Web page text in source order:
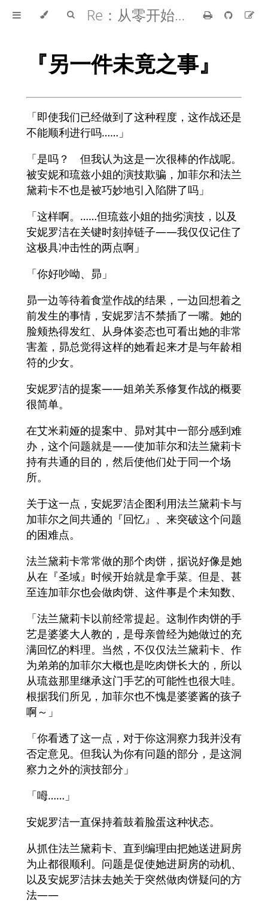
Re：从零开始的异世界生活
『另一件未竟之事』
「即使我们已经做到了这种程度，这作战还是
不能顺利进行吗……」
「是吗？ 但我认为这是一次很棒的作战呢。
被安妮和琉兹小姐的演技欺骗，加菲尔和法兰
黛莉卡不也是被巧妙地引入陷阱了吗」
「这样啊。……但琉兹小姐的拙劣演技，以及
安妮罗洁在关键时刻掉链子——我仅仅记住了
这极具冲击性的两点啊」
「你好吵呦、昴」
昴一边等待着食堂作战的结果，一边回想着之
前发生的事情，安妮罗洁不禁插了一嘴。她的
脸颊热得发红、从身体姿态也可看出她的非常
害羞，昴总觉得这样的她看起来才是与年龄相
符的少女。
安妮罗洁的提案——姐弟关系修复作战的概要
很简单。
在艾米莉娅的提案中、昴对其中一部分感到难
办，这个问题就是——使加菲尔和法兰黛莉卡
持有共通的目的，然后使他们处于同一个场
所。
关于这一点，安妮罗洁企图利用法兰黛莉卡与
加菲尔之间共通的『回忆』、来突破这个问题
的困难点。
法兰黛莉卡常常做的那个肉饼，据说好像是她
从在『圣域』时候开始就是拿手菜。但是、甚
至连加菲尔也会做肉饼、这件事是个未知数、
「法兰黛莉卡以前经常提起。这制作肉饼的手
艺是婆婆大人教的，是母亲曾经为她做过的充
满回忆的料理。当然，不仅仅法兰黛莉卡、作
为弟弟的加菲尔大概也是吃肉饼长大的，所以
从琉兹那里继承这门手艺的可能性也很大哇。
根据我们所见，加菲尔也不愧是婆婆酱的孩子
啊～」
「你看透了这一点，对于你这洞察力我并没有
否定意见。但我认为你有问题的部分，是这洞
察力之外的演技部分」
「呣……」
安妮罗洁一直保持着鼓着脸蛋这种状态。
从抓住法兰黛莉卡、直到编理由把她送进厨房
为止都很顺利。问题是促使她进厨房的动机、
以及安妮罗洁抹去她关于突然做肉饼疑问的方
法——